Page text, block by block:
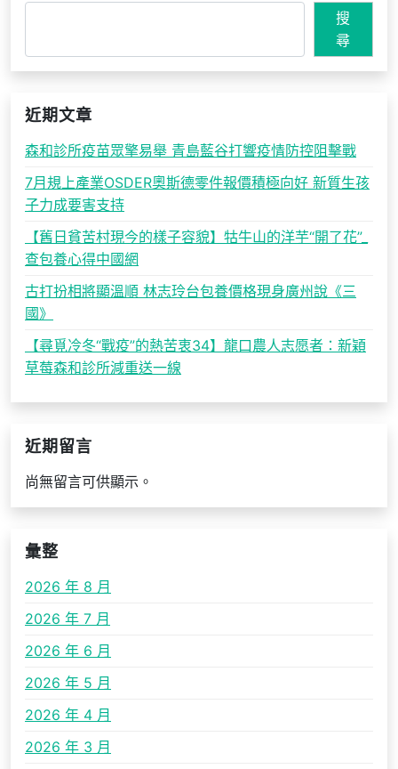
搜
尋
近期文章
森和診所疫苗眾擎易舉 青島藍谷打響疫情防控阻擊戰
7月規上產業OSDER奧斯德零件報價積極向好 新質生孩
子力成要害支持
【舊日貧苦村現今的樣子容貌】牯牛山的洋芋“開了花”_
查包養心得中國網
古打扮相將顯溫順 林志玲台包養價格現身廣州說《三
國》
【尋覓冷冬“戰疫”的熱苦衷34】龍口農人志愿者：新穎
草莓森和診所減重送一線
近期留言
尚無留言可供顯示。
彙整
2026 年 8 月
2026 年 7 月
2026 年 6 月
2026 年 5 月
2026 年 4 月
2026 年 3 月